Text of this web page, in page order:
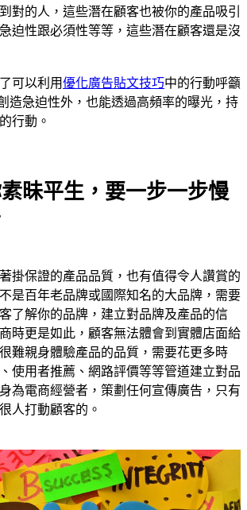
對的人，這些潛在顧客也被你的產品吸引
迫性跟必須性等等，這些潛在顧客還是沒
可以利用優化廣告貼文技巧中的行動呼籲
創造急迫性外，也能透過高頻率的曝光，持
行動。
昧平生，要一步一步慢
掛保證的產品品質，也有值得令人讚賞的
是百年老品牌或國際知名的大品牌，需要
了解你的品牌，建立對品牌及產品的信
時更是如此，顧客無法體會到實體店面給
難親身體驗產品的品質，需要花更多時
使用者推薦、網路評價等等管道建立對品
為電商經營者，策劃任何宣傳廣告，只有
人打動顧客的。